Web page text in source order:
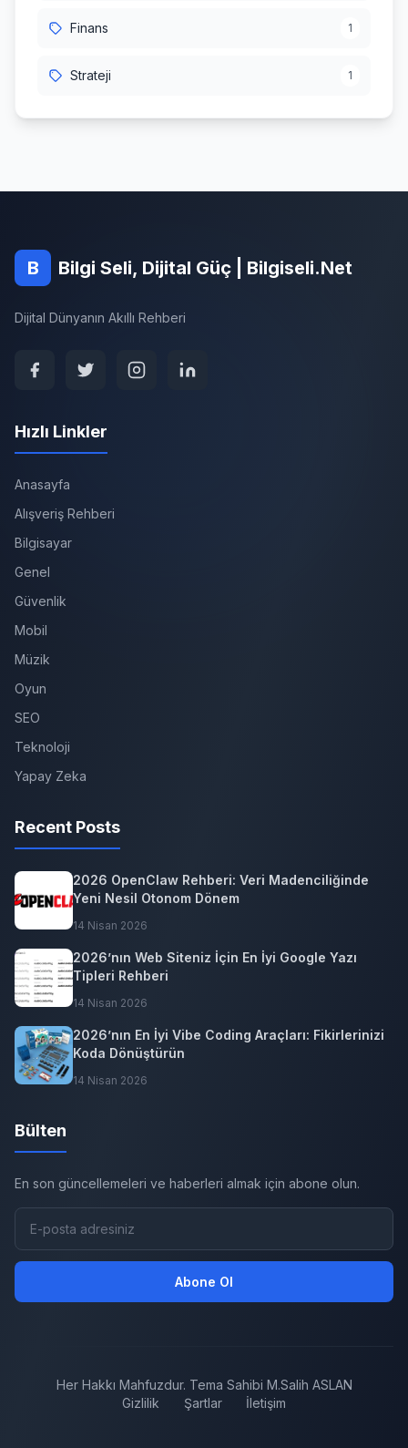
Finans 1
Strateji 1
B Bilgi Seli, Dijital Güç | Bilgiseli.Net
Dijital Dünyanın Akıllı Rehberi
Hızlı Linkler
Anasayfa
Alışveriş Rehberi
Bilgisayar
Genel
Güvenlik
Mobil
Müzik
Oyun
SEO
Teknoloji
Yapay Zeka
Recent Posts
2026 OpenClaw Rehberi: Veri Madenciliğinde
Yeni Nesil Otonom Dönem
14 Nisan 2026
2026’nın Web Siteniz İçin En İyi Google Yazı
Tipleri Rehberi
14 Nisan 2026
2026’nın En İyi Vibe Coding Araçları: Fikirlerinizi
Koda Dönüştürün
14 Nisan 2026
Bülten
En son güncellemeleri ve haberleri almak için abone olun.
Abone Ol
Her Hakkı Mahfuzdur. Tema Sahibi M.Salih ASLAN
Gizlilik
Şartlar İletişim